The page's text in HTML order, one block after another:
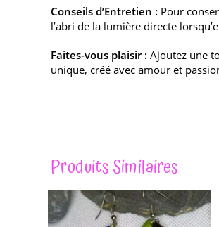
Conseils d’Entretien : Pour
l’abri de la lumière directe
Faites-vous plaisir : Ajoutez une
unique, créé avec amour et
Produits Similaires